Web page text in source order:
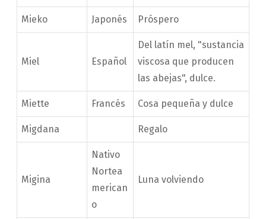
Mieko Japonés Próspero
Miel Español
Del latín mel, "sustancia
viscosa que producen
las abejas", dulce.
Miette Francés Cosa pequeña y dulce
Migdana Regalo
Migina
Nativo
Nortea
merican
o
Luna volviendo